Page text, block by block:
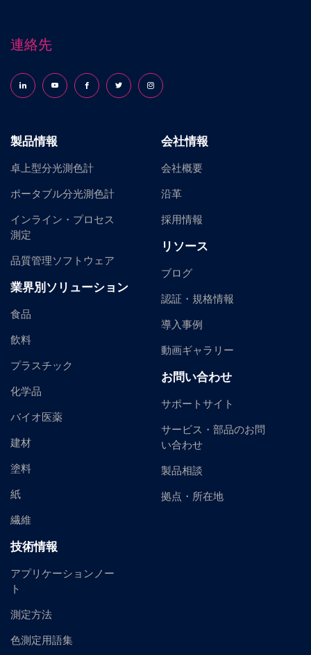
連絡先
Follow us on LinkedInFollow us on YouTubeFollow us on Facebook
Follow us on X (formerly Twitter)
Follow us on Instagram
製品情報
卓上型分光測色計
ポータブル分光測色計
インライン・プロセス
測定
品質管理ソフトウェア
業界別ソリューション
食品
飲料
プラスチック
化学品
バイオ医薬
建材
塗料
紙
繊維
技術情報
アプリケーションノー
ト
測定方法
色測定用語集
会社情報
会社概要
沿革
採用情報
リソース
ブログ
認証・規格情報
導入事例
動画ギャラリー
お問い合わせ
サポートサイト
サービス・部品のお問
い合わせ
製品相談
拠点・所在地